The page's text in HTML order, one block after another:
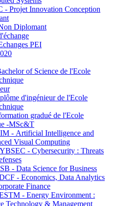
- Projet Innovation Conception
Diplomant
PEI
of Science de l'Ecole
d'ingénieur de l'Ecole
gradué de l'Ecole
-MSc&T
- Artificial Intelligence and
Visual Computing
- Cybersecurity : Threats
- Data Science for Business
- Economics, Data Analytics
Finance
- Energy Environment :
Technology & Management